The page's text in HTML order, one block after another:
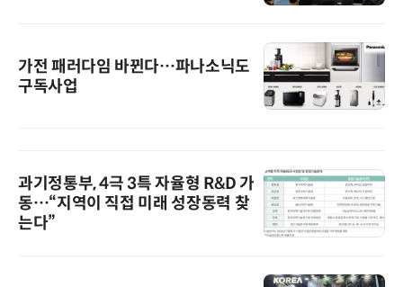
가전 패러다임 바뀐다…파나소닉도
구독사업
과기정통부, 4극 3특 자율형 R&D 가
동…“지역이 직접 미래 성장동력 찾
는다”